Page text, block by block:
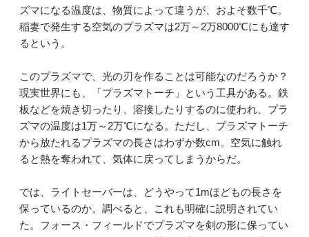
ズマになる温度は、物質によって違うが、およそ数千℃。
稲妻で発生する空気のプラズマは2万～2万8000℃にも達す
るという。
このプラズマで、光の刃を作ることは可能なのだろうか？
現実世界にも、「プラズマトーチ」という工具がある。鉄
板などを焼き切ったり、溶接したりするのに使われ、プラ
ズマの温度は1万～2万℃になる。ただし、プラズマトーチ
から放たれるプラズマの長さはわずか数cm。空気に触れ
ると熱を奪われて、気体に戻ってしまうからだ。
では、ライトセーバーは、どうやって1mほどもの長さを
保っているのか。調べると、これも明確に説明されてい
た。フォース・フィールドでプラズマを剣の形に保ってい